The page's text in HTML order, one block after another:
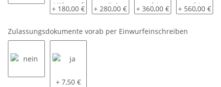
links und rechts, Höhe auf 85 cm
+ 180,00 € links und rechts, mit 1 Sperrbalken
+ 280,00 € 2 Reihen links und
+ 360,00 € 2 Reihen
+ 560,00 €
Zulassungsdokumente vorab per Einwurfeinschreiben
ja
+ 7,50 €